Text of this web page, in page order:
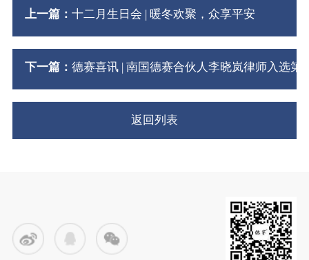
上一篇： 十二月生日会 | 暖冬欢聚，众享平安
下一篇： 德赛喜讯 | 南国德赛合伙人李晓岚律师入选
返回列表